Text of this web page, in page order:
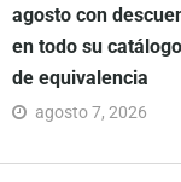
agosto con
en todo su
de equivalencia
agosto 7, 2026